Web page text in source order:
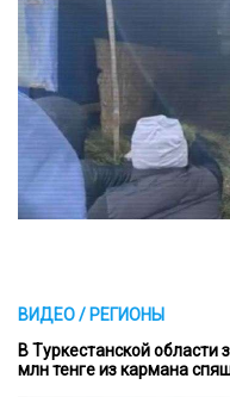
ВИДЕО / РЕГИОНЫ
В Туркестанской
млн тенге из кармана